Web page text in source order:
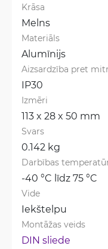
Krāsa
Melns
Materiāls
Alumīnijs
Aizsardzība pret
IP30
Izmēri
113 x 28 x 50 mm
Svars
0.142 kg
Darbības
-40 °C līdz 75 °C
Vide
Iekštelpu
Montāžas veids
DIN sliede